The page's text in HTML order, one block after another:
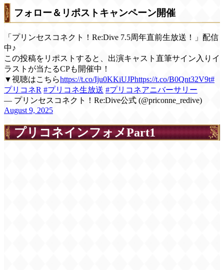
フォロー＆リポストキャンペーン開催
「プリンセスコネクト！Re:Dive 7.5周年直前生放送！」配信
中♪
この投稿をリポストすると、出演キャスト直筆サイン入りイ
ラストが当たるCPも開催中！
▼視聴はこちらhttps://t.co/Iju0KKiUJPhttps://t.co/B0Qnt32V9t#
プリコネR #プリコネ生放送 #プリコネアニバーサリー
— プリンセスコネクト！Re:Dive公式 (@priconne_redive)
August 9, 2025
プリコネインフォメPart1